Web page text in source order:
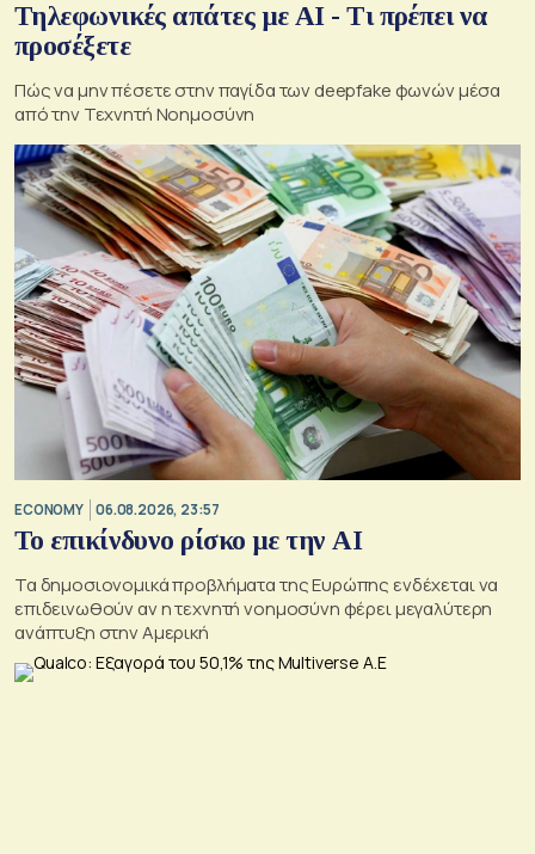
Τηλεφωνικές απάτες με ΑΙ - Τι πρέπει να
προσέξετε
Πώς να μην πέσετε στην παγίδα των deepfake φωνών μέσα
από την Τεχνητή Νοημοσύνη
ECONOMY 06.08.2026, 23:57
Το επικίνδυνο ρίσκο με την ΑΙ
Τα δημοσιονομικά προβλήματα της Ευρώπης ενδέχεται να
επιδεινωθούν αν η τεχνητή νοημοσύνη φέρει μεγαλύτερη
ανάπτυξη στην Αμερική